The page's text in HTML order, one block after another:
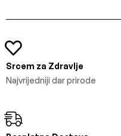
Srcem za Zdravlje
Najvrijedniji dar prirode